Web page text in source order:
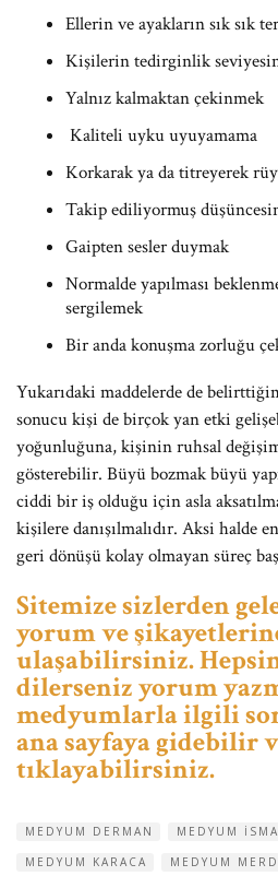
Ellerin ve ayakların sık sık
Kişilerin tedirginlik
Yalnız kalmaktan çekinmek
Kaliteli uyku uyuyamama
Korkarak ya da titreyerek
Takip ediliyormuş
Gaipten sesler duymak
Normalde yapılması
sergilemek
Bir anda konuşma zorluğu
Yukarıdaki maddelerde de
sonucu kişi de birçok yan etki
yoğunluğuna, kişinin ruhsal
gösterebilir. Büyü bozmak büyü
ciddi bir iş olduğu için asla
kişilere danışılmalıdır. Aksi halde
geri dönüşü kolay olmayan süreç
Sitemize sizlerden
yorum ve
ulaşabilirsiniz.
dilerseniz yorum
medyumlarla ilgili
ana sayfaya gidebilir
tıklayabilirsiniz.
MEDYUM DERMAN
MEDYUM
MEDYUM KARACA
MEDYUM